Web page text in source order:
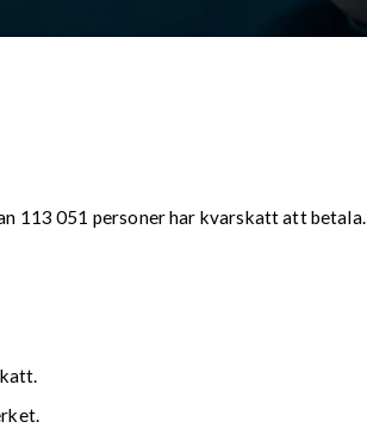
113 051 personer har kvarskatt att betala.